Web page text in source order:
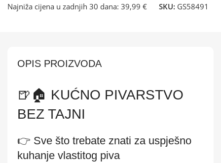
Najniža cijena u zadnjih 30 dana: 39,99 € SKU: GS58491
OPIS PROIZVODA
🍺🏠 KUĆNO PIVARSTVO
BEZ TAJNI
👉 Sve što trebate znati za uspješno
kuhanje vlastitog piva